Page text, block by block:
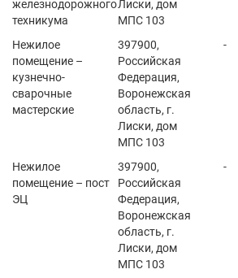
железнодорожного
техникума
Лиски, дом
МПС 103
Нежилое
помещение –
кузнечно-
сварочные
мастерские
397900,
Российская
Федерация,
Воронежская
область, г.
Лиски, дом
МПС 103
-
Нежилое
помещение – пост
ЭЦ
397900,
Российская
Федерация,
Воронежская
область, г.
Лиски, дом
МПС 103
-